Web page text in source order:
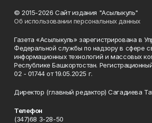
© 2015-2026 Сайт издания "Асылыкуль"
Об использовании персональных данных
Газета «Асылыкуль» зарегистрирована в
Федеральной службы по надзору в сфере
информационных технологий и массовых
Республике Башкортостан.
02 - 01744 от 19.05.2025 г.
Директор (главный редактор) Сагадиева
Телефон
(347)68 3-28-50